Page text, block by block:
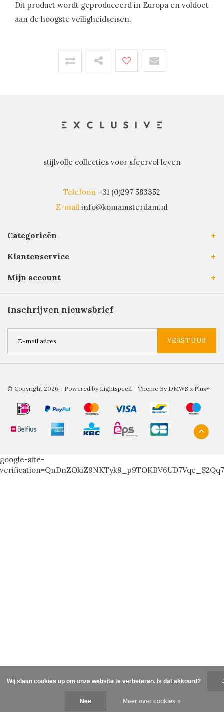
Dit product wordt geproduceerd in Europa en voldoet
aan de hoogste veiligheidseisen.
stijlvolle collecties voor sfeervol leven
Telefoon +31 (0)297 583352
E-mail info@komamsterdam.nl
Categorieën
Klantenservice
Mijn account
Inschrijven nieuwsbrief
VERSTUUR
© Copyright 2026 - Powered by Lightspeed - Theme By DMWS x Plus+
google-site-
Wij slaan cookies op om onze website te verbeteren. Is dat akkoord?
Nee Meer over cookies »